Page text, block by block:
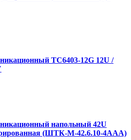
TC6403-12G 12U /
напольный 42U
(ШТК-М-42.6.10-4ААА)